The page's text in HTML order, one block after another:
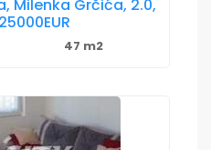
Milenka Grčića, 2.0,
47 m2